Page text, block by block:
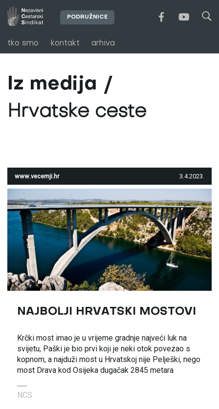
tko smo kontakt arhiva
PODRUŽNICE
Iz medija
Hrvatske ceste
www.vecernji.hr 3.4.2023.
NAJBOLJI HRVATSKI MOSTOVI
Krčki most imao je u vrijeme gradnje najveći luk na
svijetu, Paški je bio prvi koji je neki otok povezao s
kopnom, a najduži most u Hrvatskoj nije Pelješki, nego
most Drava kod Osijeka dugačak 2845 metara
NCS